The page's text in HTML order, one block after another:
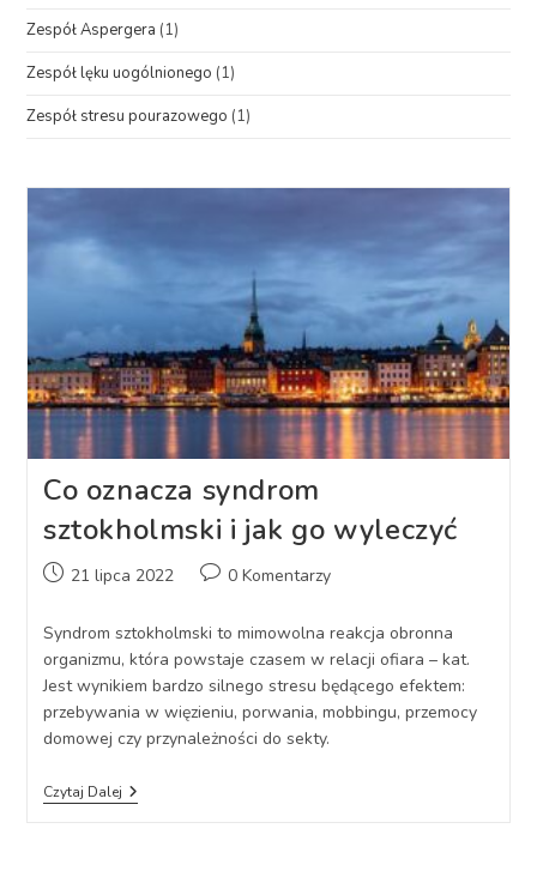
Zespół Aspergera (1)
Zespół lęku uogólnionego (1)
Zespół stresu pourazowego (1)
Co oznacza syndrom
sztokholmski i jak go wyleczyć
Post21 lipca 2022
Post0 Komentarzy
Syndrom sztokholmski to mimowolna reakcja obronna
organizmu, która powstaje czasem w relacji ofiara – kat.
Jest wynikiem bardzo silnego stresu będącego efektem:
przebywania w więzieniu, porwania, mobbingu, przemocy
domowej czy przynależności do sekty.
Czytaj DalejCo
Oznacza